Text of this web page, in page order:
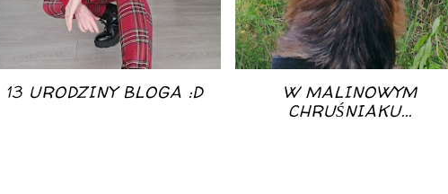
13 URODZINY BLOGA :D
W MALINOWYM
CHRUŚNIAKU...